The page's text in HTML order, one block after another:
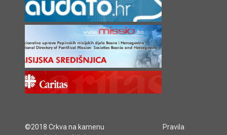
©2018 Crkva na kamenu
Pravila